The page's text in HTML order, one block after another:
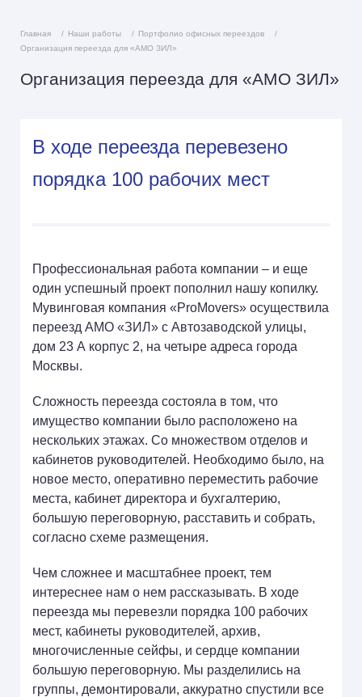
Главная Наши работы
Портфолио офисных переездов
Организация переезда для «АМО ЗИЛ»
Организация переезда для «АМО ЗИЛ»
В ходе переезда перевезено
порядка 100 рабочих мест
Профессиональная работа компании – и еще
один успешный проект пополнил нашу копилку.
Мувинговая компания «ProMovers» осуществила
переезд АМО «ЗИЛ» с Автозаводской улицы,
дом 23 А корпус 2, на четыре адреса города
Москвы.
Сложность переезда состояла в том, что
имущество компании было расположено на
нескольких этажах. Со множеством отделов и
кабинетов руководителей. Необходимо было, на
новое место, оперативно переместить рабочие
места, кабинет директора и бухгалтерию,
большую переговорную, расставить и собрать,
согласно схеме размещения.
Чем сложнее и масштабнее проект, тем
интереснее нам о нем рассказывать. В ходе
переезда мы перевезли порядка 100 рабочих
мест, кабинеты руководителей, архив,
многочисленные сейфы, и сердце компании
большую переговорную. Мы разделились на
группы, демонтировали, аккуратно спустили все